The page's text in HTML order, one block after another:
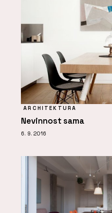
ARCHITEKTURA
Nevinnost sama
6. 9. 2016